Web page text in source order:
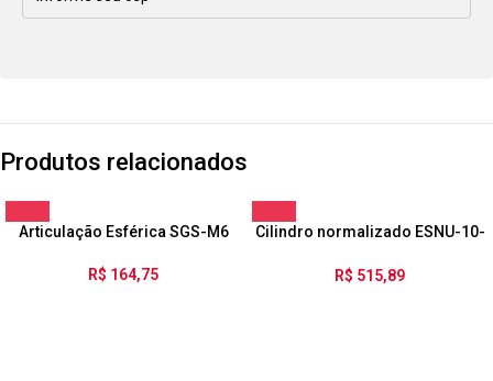
Produtos relacionados
Articulação Esférica SGS-M6
R$ 164,75
Cilindro normalizado ESNU-10-
R$ 515,89